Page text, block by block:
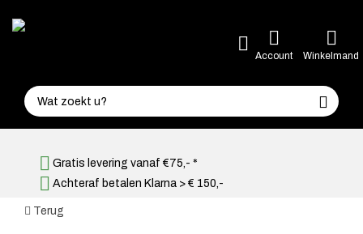
Account Winkelmand
Gratis levering vanaf €75,- *
Achteraf betalen Klarna > € 150,-
Terug